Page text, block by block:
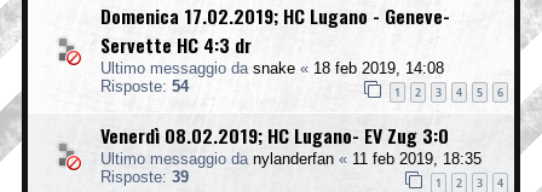
Domenica 17.02.2019; HC Lugano - Geneve-
Servette HC 4:3 dr
Ultimo messaggio da snake « 18 feb 2019, 14:08
Risposte: 54 1 2 3 4 5 6
Venerdì 08.02.2019; HC Lugano- EV Zug 3:0
Ultimo messaggio da nylanderfan « 11 feb 2019, 18:35
Risposte: 39 1 2 3 4